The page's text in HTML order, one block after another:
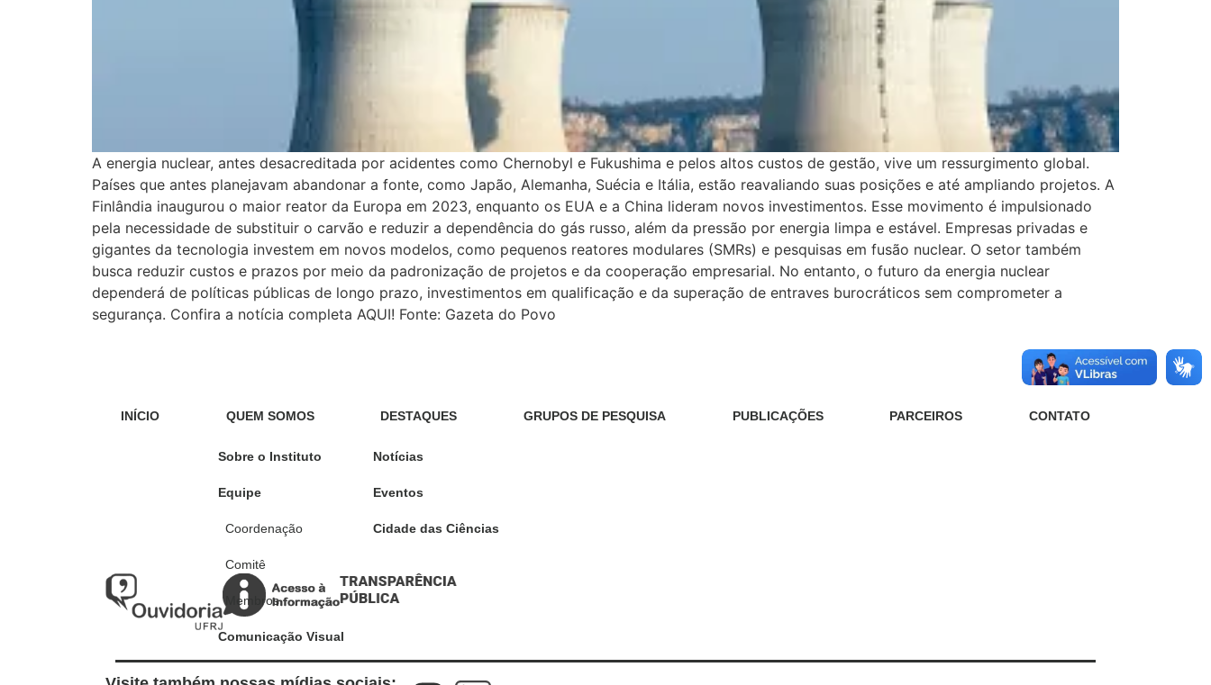
A energia nuclear, antes desacreditada por acidentes como Chernobyl e Fukushima e pelos altos custos de gestão, vive um ressurgimento global.
Países que antes planejavam abandonar a fonte, como Japão, Alemanha, Suécia e Itália, estão reavaliando suas posições e até ampliando projetos. A
Finlândia inaugurou o maior reator da Europa em 2023, enquanto os EUA e a China lideram novos investimentos. Esse movimento é impulsionado
pela necessidade de substituir o carvão e reduzir a dependência do gás russo, além da pressão por energia limpa e estável. Empresas privadas e
gigantes da tecnologia investem em novos modelos, como pequenos reatores modulares (SMRs) e pesquisas em fusão nuclear. O setor também
busca reduzir custos e prazos por meio da padronização de projetos e da cooperação empresarial. No entanto, o futuro da energia nuclear
dependerá de políticas públicas de longo prazo, investimentos em qualificação e da superação de entraves burocráticos sem comprometer a
segurança. Confira a notícia completa AQUI! Fonte: Gazeta do Povo
INÍCIO QUEM SOMOS
Sobre o Instituto
Equipe
Coordenação
Comitê
Membros
Comunicação Visual
DESTAQUES
Notícias
Eventos
Cidade das Ciências
GRUPOS DE PESQUISA PUBLICAÇÕES PARCEIROS CONTATO